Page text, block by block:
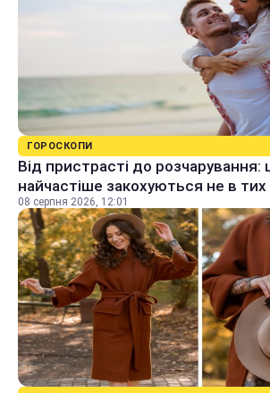
ГОРОСКОПИ
Від пристрасті до розчарування:
найчастіше закохуються не в тих
08 серпня 2026, 12:01